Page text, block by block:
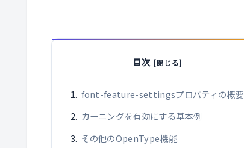
目次
font-feature-settingsプロパティの概要
カーニングを有効にする基本例
その他のOpenType機能